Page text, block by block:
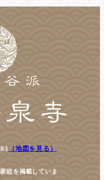
（地図を見る）
紋を掲載していま